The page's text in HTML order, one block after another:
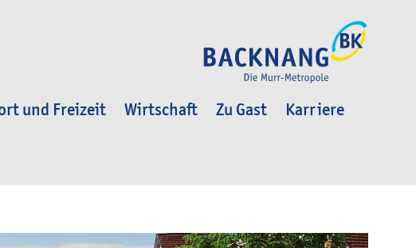
und Freizeit Wirtschaft Zu Gast
Karriere